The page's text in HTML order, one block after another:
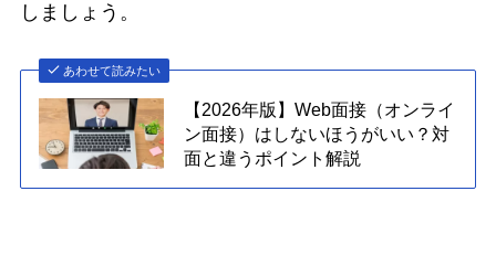
しましょう。
あわせて読みたい
【2026年版】Web面接（オンライ
ン面接）はしないほうがいい？対
面と違うポイント解説